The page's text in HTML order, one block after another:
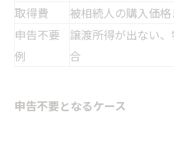
取得費
被相続人の購入価
申告不要
例
譲渡所得が出ない
合
申告不要となるケース